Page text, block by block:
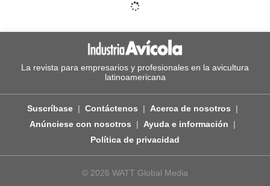
La revista para empresarios y profesionales en la avicultura
latinoamericana
Suscríbase Contáctenos
Acerca de nosotros
Anúnciese con nosotros
Ayuda e información
Política de privacidad
© 2026 WATT Global Media